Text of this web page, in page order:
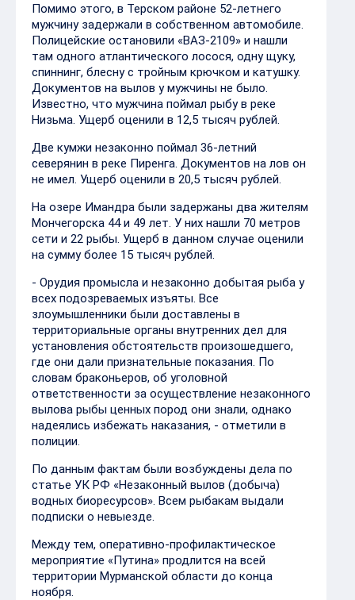
Помимо этого, в Терском районе 52-летнего
мужчину задержали в собственном автомобиле.
Полицейские остановили «ВАЗ-2109» и нашли
там одного атлантического лосося, одну щуку,
спиннинг, блесну с тройным крючком и катушку.
Документов на вылов у мужчины не было.
Известно, что мужчина поймал рыбу в реке
Низьма. Ущерб оценили в 12,5 тысяч рублей.
Две кумжи незаконно поймал 36-летний
северянин в реке Пиренга. Документов на лов он
не имел. Ущерб оценили в 20,5 тысяч рублей.
На озере Имандра были задержаны два жителям
Мончегорска 44 и 49 лет. У них нашли 70 метров
сети и 22 рыбы. Ущерб в данном случае оценили
на сумму более 15 тысяч рублей.
- Орудия промысла и незаконно добытая рыба у
всех подозреваемых изъяты. Все
злоумышленники были доставлены в
территориальные органы внутренних дел для
установления обстоятельств произошедшего,
где они дали признательные показания. По
словам браконьеров, об уголовной
ответственности за осуществление незаконного
вылова рыбы ценных пород они знали, однако
надеялись избежать наказания, - отметили в
полиции.
По данным фактам были возбуждены дела по
статье УК РФ «Незаконный вылов (добыча)
водных биоресурсов». Всем рыбакам выдали
подписки о невыезде.
Между тем, оперативно-профилактическое
мероприятие «Путина» продлится на всей
территории Мурманской области до конца
ноября.